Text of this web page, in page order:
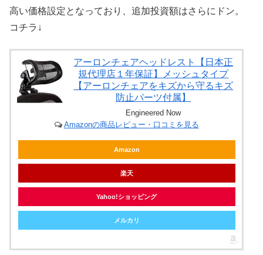
高い価格設定となっており、追加投資額はさらにドン。
コチラ↓
アーロンチェアヘッドレスト【日本正
規代理店１年保証】メッシュタイプ
【アーロンチェアをキズから守るキズ
防止パーツ付属】
Engineered Now
Amazonの商品レビュー・口コミを見る
Amazon
楽天
Yahoo!ショッピング
メルカリ